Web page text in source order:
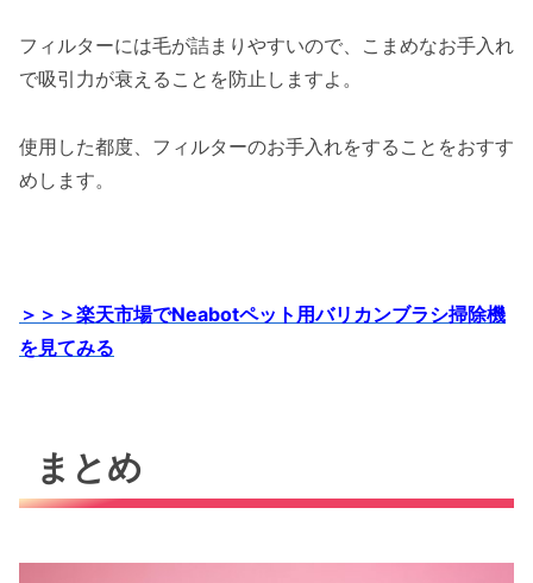
フィルターには毛が詰まりやすいので、こまめなお手入れ
で吸引力が衰えることを防止しますよ。
使用した都度、フィルターのお手入れをすることをおすす
めします。
＞＞＞楽天市場でNeabotペット用バリカンブラシ掃除機
を見てみる
まとめ